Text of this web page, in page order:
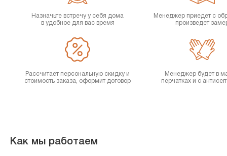
Назначьте встречу у себя дома
в удобное для вас время
Менеджер приедет с
произведет
Рассчитает персональную скидку и
стоимость заказа, оформит договор
Менеджер будет в
перчатках и с
Как мы работаем